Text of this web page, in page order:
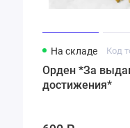
На складе Код
Орден *За
достижения*